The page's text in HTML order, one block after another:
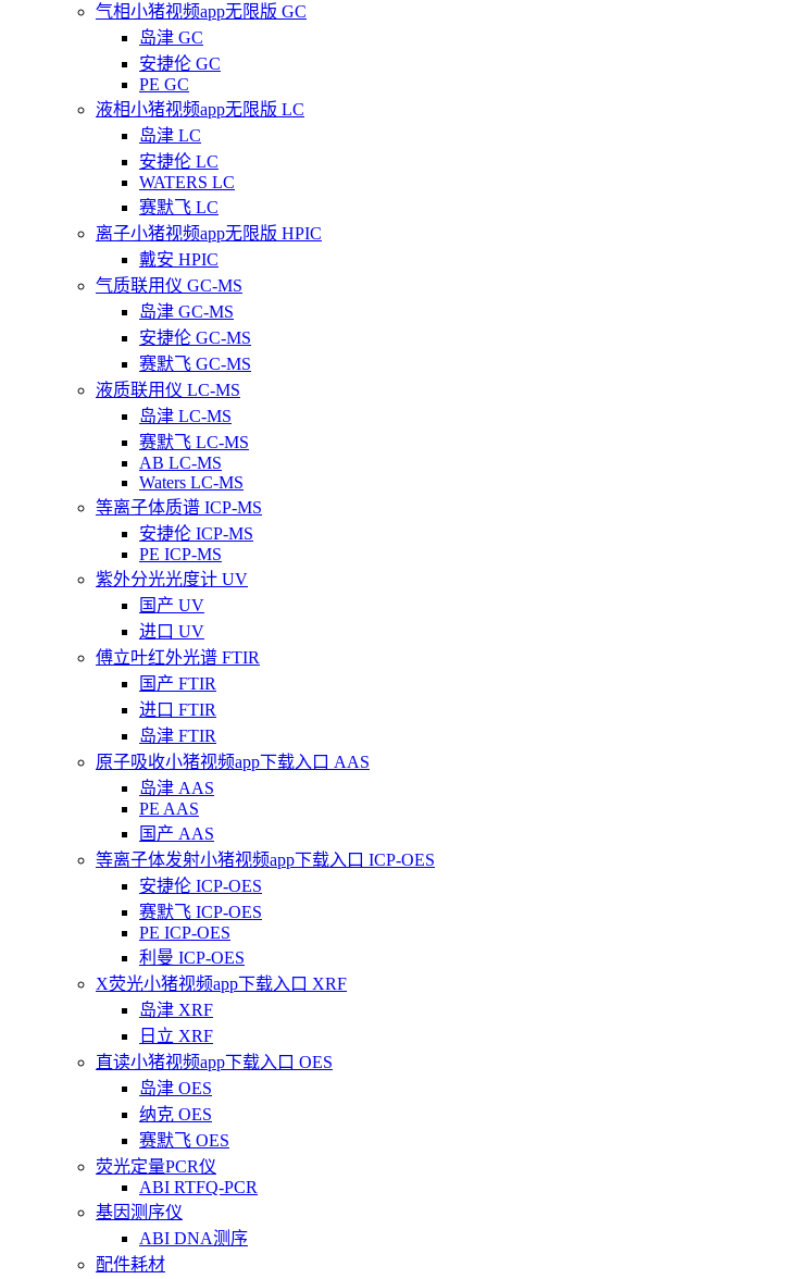
气相小猪视频app无限版 GC
岛津 GC
安捷伦 GC
PE GC
液相小猪视频app无限版 LC
岛津 LC
安捷伦 LC
WATERS LC
赛默飞 LC
离子小猪视频app无限版 HPIC
戴安 HPIC
气质联用仪 GC-MS
岛津 GC-MS
安捷伦 GC-MS
赛默飞 GC-MS
液质联用仪 LC-MS
岛津 LC-MS
赛默飞 LC-MS
AB LC-MS
Waters LC-MS
等离子体质谱 ICP-MS
安捷伦 ICP-MS
PE ICP-MS
紫外分光光度计 UV
国产 UV
进口 UV
傅立叶红外光谱 FTIR
国产 FTIR
进口 FTIR
岛津 FTIR
原子吸收小猪视频app下载入口 AAS
岛津 AAS
PE AAS
国产 AAS
等离子体发射小猪视频app下载入口 ICP-OES
安捷伦 ICP-OES
赛默飞 ICP-OES
PE ICP-OES
利曼 ICP-OES
X荧光小猪视频app下载入口 XRF
岛津 XRF
日立 XRF
直读小猪视频app下载入口 OES
岛津 OES
纳克 OES
赛默飞 OES
荧光定量PCR仪
ABI RTFQ-PCR
基因测序仪
ABI DNA测序
配件耗材